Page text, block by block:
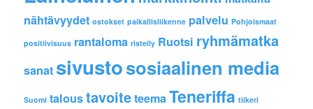
nähtävyydet ostokset paikallisliikenne palvelu Pohjoismaat
positiivisuus rantaloma risteily Ruotsi ryhmämatka
sanat sivustososiaalinen media
Suomi taloustavoiteteemaTeneriffa tiikeri